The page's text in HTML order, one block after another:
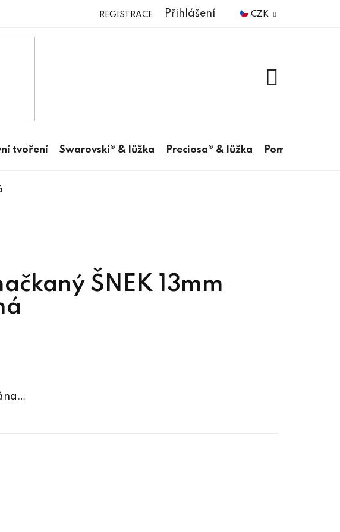
CZK
Přihlášení
REGISTRACE
tvoření Swarovski® & lůžka Preciosa® & lůžka Pomůcky
ŠNEK 13mm